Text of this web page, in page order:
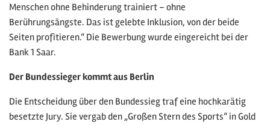
Menschen ohne Behinderung trainiert – ohne
Berührungsängste. Das ist gelebte Inklusion, von der beide
Seiten profitieren.“ Die Bewerbung wurde eingereicht bei der
Bank 1 Saar.
Der Bundessieger kommt aus Berlin
Die Entscheidung über den Bundessieg traf eine hochkarätig
besetzte Jury. Sie vergab den „Großen Stern des Sports“ in Gold